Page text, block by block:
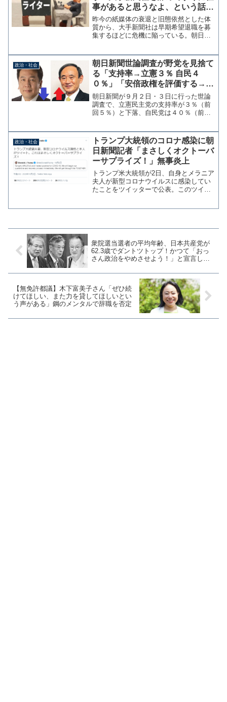
事があると思うなよ、という話
【マガジン211号】
昨今の紙媒体の衰退と旧態依然とした体
質から、大手新聞社は早期希望退職を募
集するほどに危機に陥っている。朝日新
職も相次いでいる。 ネット時代に急成
長したウェブメディアや...
政治・社会
朝日新聞世論調査が野党を見捨て
る「支持率→立憲３％ 自民４
０％」「安倍政権を評価する→７
０％」「次の首相にふさわしいの
は？→菅ちゃん３８％でトップ」
朝日新聞が９月２日・３日に行った世論
調査で、立憲民主党の支持率が３％（前
回５％）と下落、自民党は４０％（前回
今、どの政党を支持していますか。政党
名でお答えください。 自民...
政治・社会
トランプ大統領のコロナ感染に朝
日新聞記者「まさしくオクトーバ
ーサプライズ！」無事炎上
トランプ米大統領が2日、自身とメラニア
夫人が新型コロナウイルスに感染してい
たことをツイッターで公表。このツイー
衆院選当選者の平均年齢、日本共産党が
62.3歳でダントツトップ！かつて「おっ
さん政治をやめさせよう！」と宣言した
りだけ
【無免許都議】木下富美子さん「ぜひ続
けてほしい、また力を貸してほしいとい
う声がある」鋼のメンタルで辞職を否定